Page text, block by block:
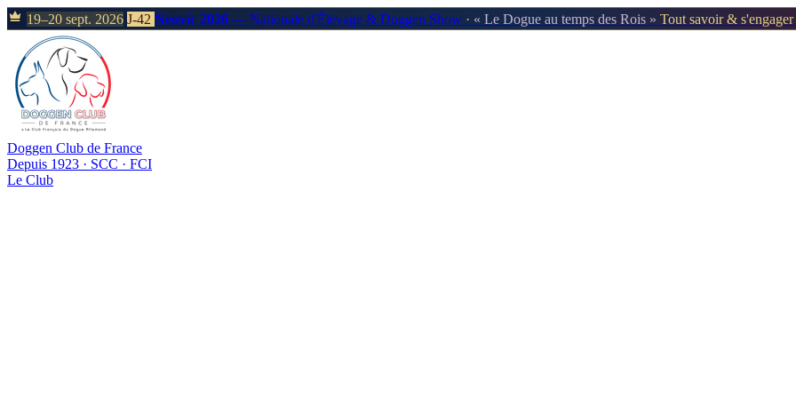
19–20 sept. 2026 J-42 Neuvic 2026 — Nationale d'Élevage & Doggen Show · « Le Dogue au temps des Rois » Tout savoir &
Doggen Club de France
Depuis 1923 · SCC · FCI
Le Club